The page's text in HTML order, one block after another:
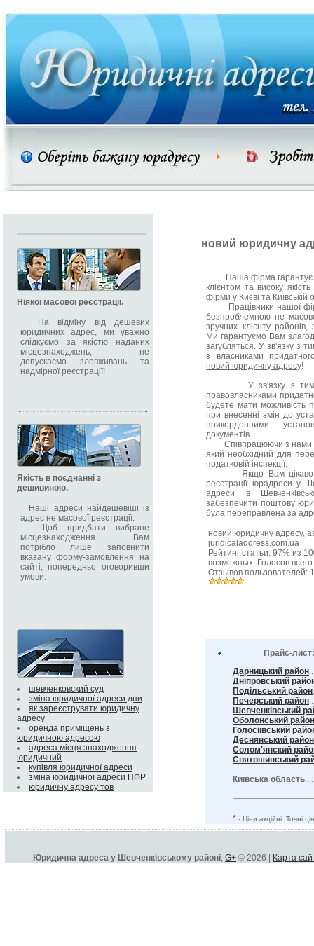
Ніякої масової реєстрації.
На відміну від дешевих
юридичних адрес, ми уважно
слідкуємо за якістю наданих
місцезнаходжень, не
допускаємо зловживань та
надмірної реєстрації!
Якість в поєднанні з
дешивиною.
Наші адреси найдешевіші із
адрес не масової реєстрації.
Щоб придбати вибране
місцезнаходження Вам
потрібло лише заповнити
вказану форму-замовлення на
сайті, попередньо оговоривши
умови.
шевченковский суд
зміна юридичної адреси дпи
як зареєструвати юридичну
адресу
оренда приміщень з
юридичною адресою
адреса місця знаходження
юридичний
купівля юридичної адреси
зміна юридичної адреси ПФР
юридичну адресу тов
новий юридичну
Наша фірма гарантує
клієнтом та високу
фірми у Києві та Київській
Працівники нашої
безпроблемною не
зручних клієнту
Ми гарантуємо Вам
загубляться. У зв'язку з
з власниками
новий юридичну адресу!
У зв'язку з тим, що
правовласниками
будете мати можливість
при внесенні змін до
прикордонними
документів.
Співпрацюючи з нами
який необхідний для
податковій інспекції.
Якщо Вам цікаво
реєстрації юрадреси у
адреси в
забезпечити поштову
була переправлена за
новий юридичну адресу,
juridicaladdress.com.ua
Рейтинг статьи:97% из
возможных. Голосов
Отзывов пользователей:
Прайс-лист:
Дарницький район
Дніпровський
Подільський район
Печерський район
Шевченківський
Оболонський район
Голосіївський
Деснянський район
Солом'янский
Святошинський
Київська область
* - Ціни акційні. Точні
Юридична адреса у Шевченківському районі, G+ © 2026 | Карта